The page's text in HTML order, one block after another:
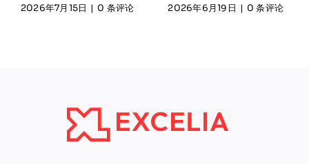
2026年7月15日 | 0 条评论 2026年6月19日 | 0 条评论